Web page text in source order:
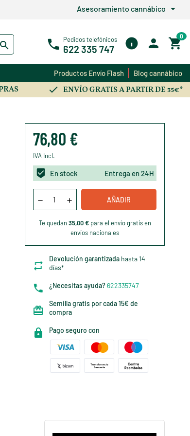
Asesoramiento cannábico arrow_drop_down
Pedidos telefónicos
622 335 747
0
Productos Envío Flash Blog cannábico
ENVÍO GRATIS A PARTIR DE 35€*
76,80 €
IVA Incl.
En stock Entrega en 24H
AÑADIR
Te quedan 35,00 €para el envío gratis en
envíos nacionales
Devolución garantizada hasta 14
días*
¿Necesitas ayuda? 622335747
Semilla gratis por cada 15€ de
compra
Pago seguro con